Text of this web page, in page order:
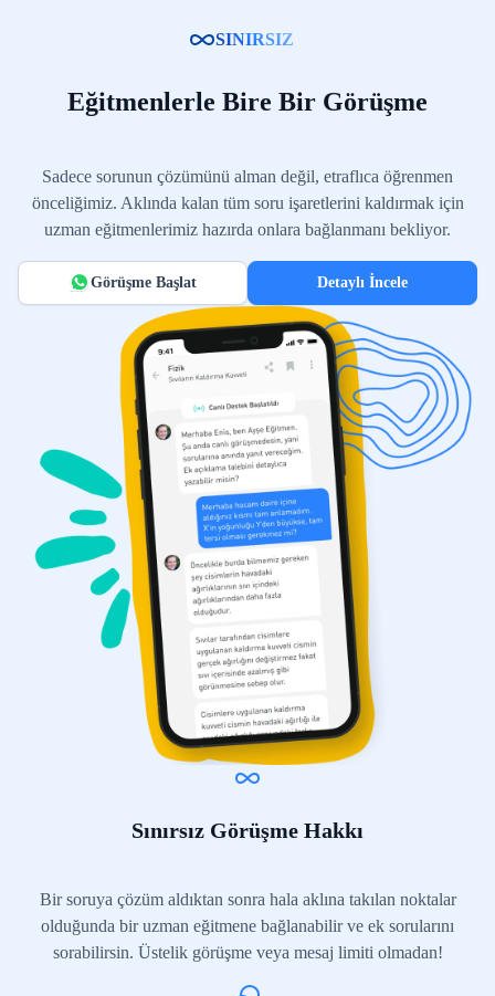
SINIRSIZ
Eğitmenlerle Bire Bir Görüşme
Sadece sorunun çözümünü alman değil, etraflıca öğrenmen
önceliğimiz. Aklında kalan tüm soru işaretlerini kaldırmak için
uzman eğitmenlerimiz hazırda onlara bağlanmanı bekliyor.
Görüşme Başlat Detaylı İncele
Sınırsız Görüşme Hakkı
Bir soruya çözüm aldıktan sonra hala aklına takılan noktalar
olduğunda bir uzman eğitmene bağlanabilir ve ek sorularını
sorabilirsin. Üstelik görüşme veya mesaj limiti olmadan!